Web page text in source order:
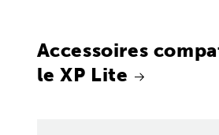
Accessoires
le XP Lite